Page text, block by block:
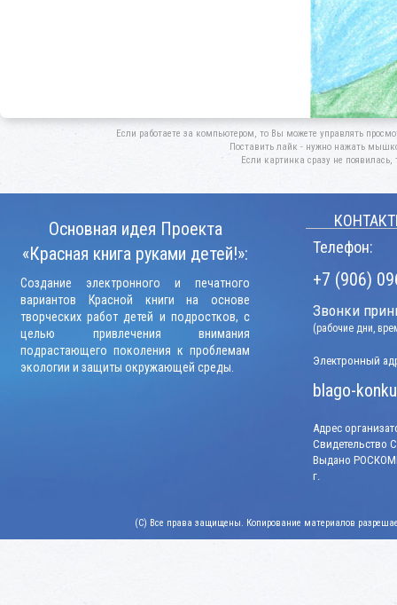
Если работаете за компьютером, то Вы можете управлять
Поставить лайк - нужно нажать
Если картинка сразу не появилась,
Основная идея Проекта
«Красная книга руками детей!»:
Создание электронного и печатного
вариантов Красной книги на основе
творческих работ детей и подростков, с
целью привлечения внимания
подрастающего поколения к проблемам
экологии и защиты окружающей среды.
Телефон:
+7 (906)
Звонки
(рабочие дни,
Электронный
blago-
Адрес
Свидетельство
Выдано
г.
(C) Все права защищены. Копирование материалов